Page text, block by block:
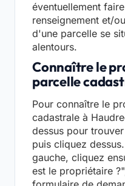
éventuellement
renseignement et/
d'une parcelle se
alentours.
Connaître le
parcelle
Pour connaître le
cadastrale à
dessus pour
puis cliquez
gauche, cliquez
est le propriétaire